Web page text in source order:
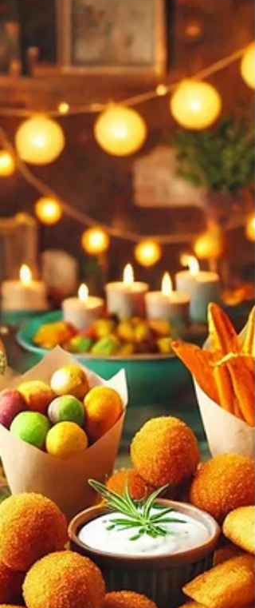
frango, peixe, lanches e snacks, com atenção
segurança alimentar, textura, tempo,
temperatura e limpeza. Inclui dicas por
orçamento, ideias criativas, checklist final e
FAQ.